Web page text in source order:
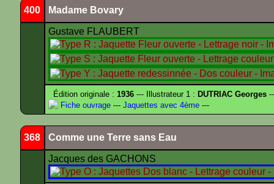
400 Madame Bovary
Gustave FLAUBERT
Édition originale :1936 --- Illustrateur 1 : DUTRIAC Georges
Fiche ouvrage --- Jaquettes avec 4ème ---
368 Comme une Terre sans Eau
Jacques des GACHONS